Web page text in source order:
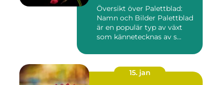
Översikt över Palettblad:
Namn och Bilder Palettblad
är en populär typ av växt
som kännetecknas av s...
15. jan